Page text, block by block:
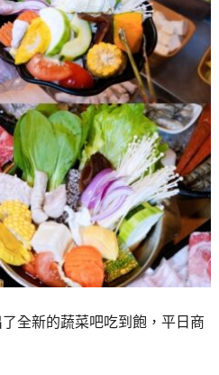
全新的蔬菜吧吃到飽，平日商